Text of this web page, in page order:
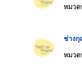
หมว
ช่าง
หมว